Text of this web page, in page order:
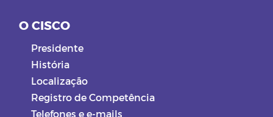
O CISCO
Presidente
História
Localização
Registro de Competência
Telefones e e-mails